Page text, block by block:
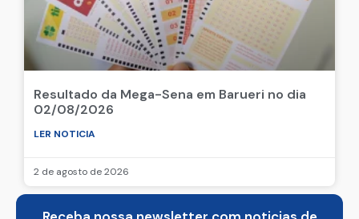
Resultado da Mega-Sena em Barueri no dia
02/08/2026
LER NOTICIA
2 de agosto de 2026